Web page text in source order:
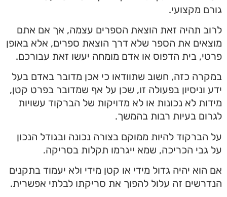
גורם מקצועי.
לרוב תהיה זאת הוצאת הספרים עצמה, אך אם אתם
מוצאים את הספר שלא דרך הוצאת ספרים, אלא באופן
פרטי, בית הדפוס או אדם מומחה יעשו זאת עבורכם.
במקרה כזה, חשוב שתוודאו כי אכן מדובר באדם בעל
ידע וניסיון בפעולה זו, שכן על אף שמדובר בפרט קטן,
מידות לא נכונות או לא מדויקות של הברקוד עשויות
לגרום בעיות רבות בהמשך.
על הברקוד להיות ממוקם בצורה נכונה ובגודל הנכון
על גבי הכריכה, שמא ייגרמו תקלות בסריקה.
אם הוא יהיה גדול מידי או קטן מידי ולא יעמוד בתקנים
הנדרשים זה עלול להפוך את סריקתו לבלתי אפשרית.